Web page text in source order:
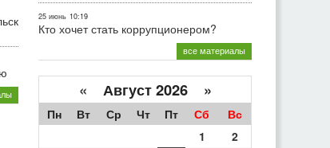
25 июнь 10:19
Кто хочет стать коррупционером?
все материалы
« Август 2026 »
Пн Вт Ср Чт Пт Сб
Вс
1
2